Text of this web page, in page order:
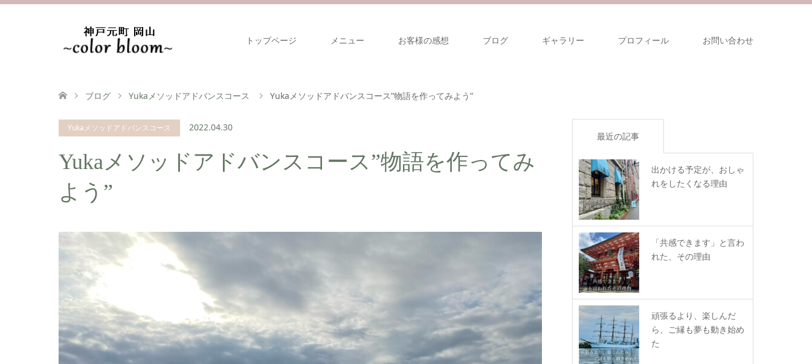
トップページ メニュー お客様の感想 ブログ ギャラリー プロフィール お問い合わせ
ブログ Yukaメソッドアドバンスコース Yukaメソッドアドバンスコース”物語を作ってみよう”
Yukaメソッドアドバンスコース 2022.04.30
Yukaメソッドアドバンスコース”物語を作ってみ
よう”
最近の記事
出かける予定が、おしゃ
れをしたくなる理由
「共感できます」と言わ
れた、その理由
頑張るより、楽しんだ
ら、ご縁も夢も動き始め
た